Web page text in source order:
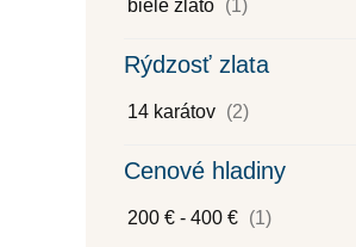
biele zlato (1)
Rýdzosť zlata
14 karátov (2)
Cenové hladiny
200 € - 400 € (1)